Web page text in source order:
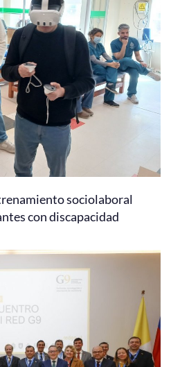
sociolaboral
con discapacidad